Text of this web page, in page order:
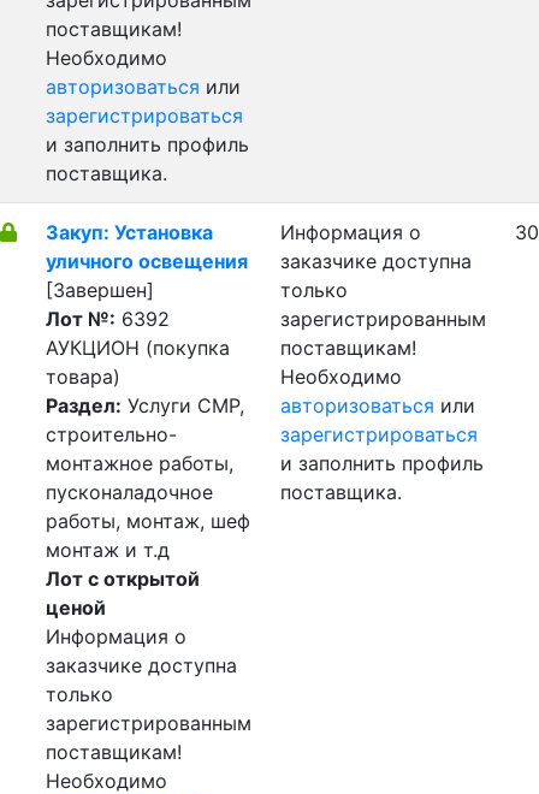
поставщикам!
Необходимо
авторизоваться или
зарегистрироваться
и заполнить профиль
поставщика.
Закуп: Установка
уличного освещения
[Завершен]
Лот №: 6392
АУКЦИОН (покупка
товара)
Раздел: Услуги СМР,
строительно-
монтажное работы,
пусконаладочное
работы, монтаж, шеф
монтаж и т.д
Лот с открытой
ценой
Информация о
заказчике доступна
только
зарегистрированным
поставщикам!
Необходимо
Информация о
заказчике доступна
только
зарегистрированным
поставщикам!
Необходимо
авторизоваться или
зарегистрироваться
и заполнить профиль
поставщика.